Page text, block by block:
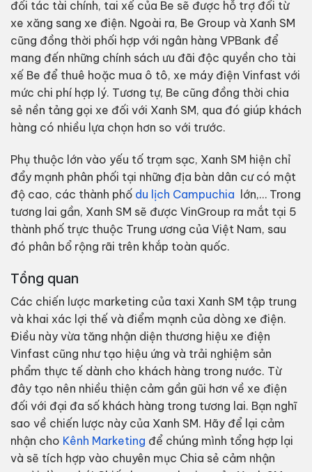
đối tác tài chính, tai xế của Be sẽ được hỗ trợ đổi từ
xe xăng sang xe điện. Ngoài ra, Be Group và Xanh SM
cũng đồng thời phối hợp với ngân hàng VPBank để
mang đến những chính sách ưu đãi độc quyền cho tài
xế Be để thuê hoặc mua ô tô, xe máy điện Vinfast với
mức chi phí hợp lý. Tương tự, Be cũng đồng thời chia
sẻ nền tảng gọi xe đối với Xanh SM, qua đó giúp khách
hàng có nhiều lựa chọn hơn so với trước.
Phụ thuộc lớn vào yếu tố trạm sạc, Xanh SM hiện chỉ
đẩy mạnh phân phối tại những địa bàn dân cư có mật
độ cao, các thành phố du lịch Campuchia lớn,… Trong
tương lai gần, Xanh SM sẽ được VinGroup ra mắt tại 5
thành phố trực thuộc Trung ương của Việt Nam, sau
đó phân bổ rộng rãi trên khắp toàn quốc.
Tổng quan
Các chiến lược marketing của taxi Xanh SM tập trung
và khai xác lợi thế và điểm mạnh của dòng xe điện.
Điều này vừa tăng nhận diện thương hiệu xe điện
Vinfast cũng như tạo hiệu ứng và trải nghiệm sản
phẩm thực tế dành cho khách hàng trong nước. Từ
đây tạo nên nhiều thiện cảm gần gũi hơn về xe điện
đối với đại đa số khách hàng trong tương lai. Bạn nghĩ
sao về chiến lược này của Xanh SM. Hãy để lại cảm
nhận cho Kênh Marketing để chúng mình tổng hợp lại
và sẽ tích hợp vào chuyên mục Chia sẻ cảm nhận